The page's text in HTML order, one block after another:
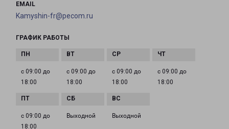
EMAIL
Kamyshin-fr@pecom.ru
ГРАФИК РАБОТЫ
с 09:00 до
18:00
с 09:00 до
18:00
с 09:00 до
18:00
с 09:00 до
18:00
с 09:00 до
18:00
Выходной Выходной